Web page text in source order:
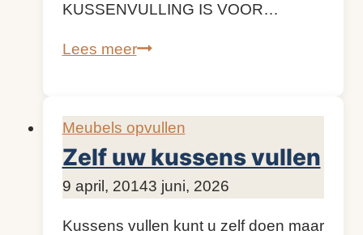
KUSSENVULLING IS VOOR…
Lees meerKussenvulling,
is
goed?
Meubels opvullen
Zelf uw kussens vullen
DoorKijkopMeubelen.nl
9 april, 20143 juni, 2026
Kussens vullen kunt u zelf doen maar